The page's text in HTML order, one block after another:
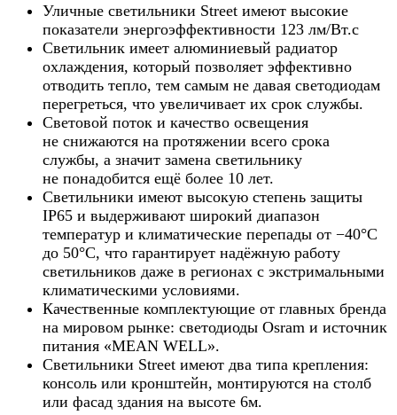
Уличные светильники Street имеют высокие
показатели энергоэффективности 123 лм/Вт.c
Светильник имеет алюминиевый радиатор
охлаждения, который позволяет эффективно
отводить тепло, тем самым не давая светодиодам
перегреться, что увеличивает их срок службы.
Световой поток и качество освещения
не снижаются на протяжении всего срока
службы, а значит замена светильнику
не понадобится ещё более 10 лет.
Светильники имеют высокую степень защиты
IP65 и выдерживают широкий диапазон
температур и климатические перепады от −40°C
до 50°C, что гарантирует надёжную работу
светильников даже в регионах с экстримальными
климатическими условиями.
Качественные комплектующие от главных бренда
на мировом рынке: светодиоды Osram и источник
питания «MEAN WELL».
Светильники Street имеют два типа крепления:
консоль или кронштейн, монтируются на столб
или фасад здания на высоте 6м.